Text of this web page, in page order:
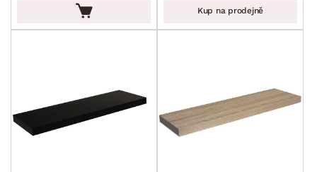
Kup na prodejně